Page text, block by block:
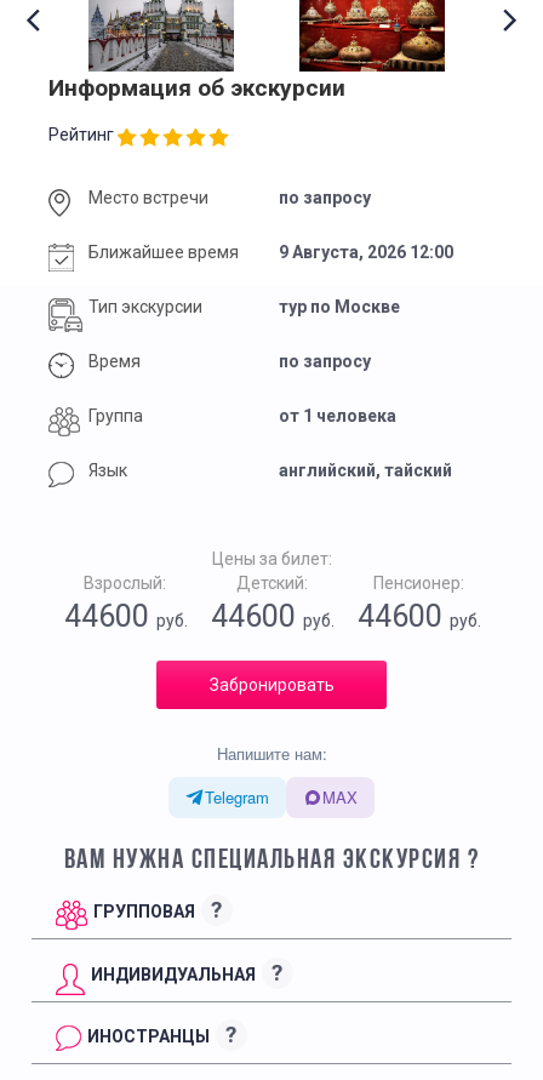
Информация об экскурсии
Рейтинг
Место встречи по запросу
Ближайшее время 9 Августа, 2026 12:00
Тип экскурсии тур по Москве
Время по запросу
Группа от 1 человека
Язык английский, тайский
Цены за билет:
Взрослый:
44600 руб.
Детский:
44600 руб.
Пенсионер:
44600руб.
Забронировать
Напишите нам:
Telegram
MAX
ВАМ НУЖНА СПЕЦИАЛЬНАЯ ЭКСКУРСИЯ ?
ГРУППОВАЯ ?
ИНДИВИДУАЛЬНАЯ ?
ИНОСТРАНЦЫ ?